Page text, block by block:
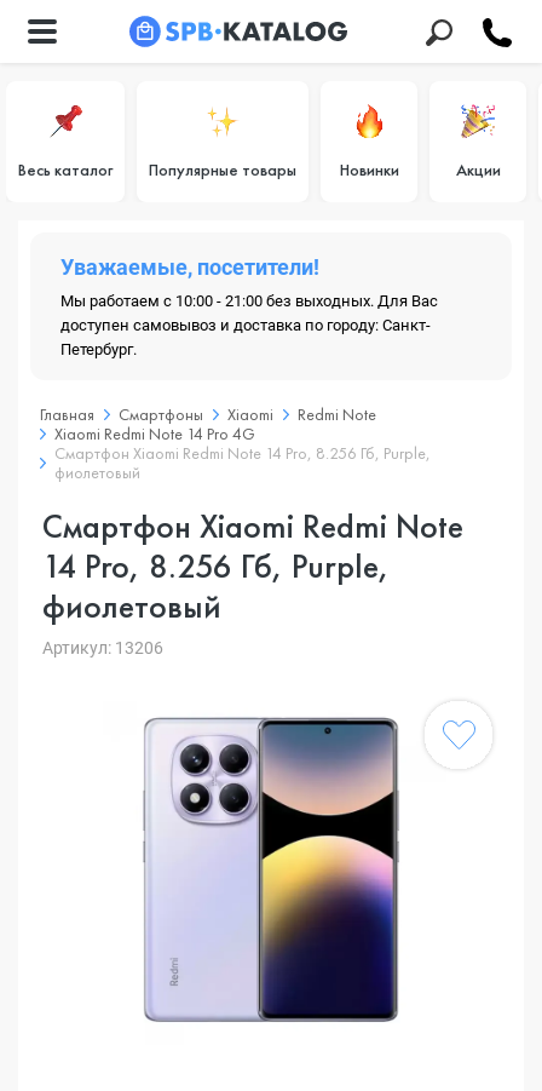
Весь каталог Популярные товары Новинки Акции
Уважаемые, посетители!
Мы работаем с 10:00 - 21:00 без выходных. Для Вас
доступен самовывоз и доставка по городу: Санкт-
Петербург.
Главная Смартфоны Xiaomi
Redmi Note
Xiaomi Redmi Note 14 Pro 4G
Смартфон Xiaomi Redmi Note 14 Pro, 8.256 Гб, Purple,
фиолетовый
Смартфон Xiaomi Redmi Note
14 Pro, 8.256 Гб, Purple,
фиолетовый
Артикул: 13206